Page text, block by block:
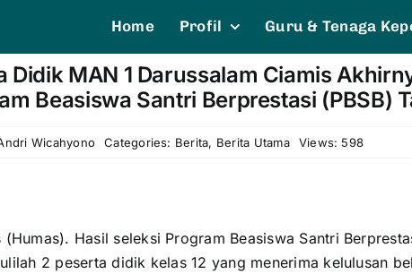
Home Profil Guru & Tenaga
Didik MAN 1 Darussalam Ciamis
Beasiswa Santri Berprestasi (PBSB)
Wicahyono Categories: Berita, Berita Utama Views: 598
(Humas). Hasil seleksi Program Beasiswa Santri
2 peserta didik kelas 12 yang menerima kelulusan